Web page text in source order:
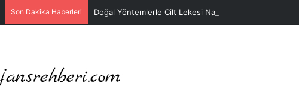
Son Dakika Haberleri Doğal Yöntemlerle Cilt Lekesi Nasıl Geçer?